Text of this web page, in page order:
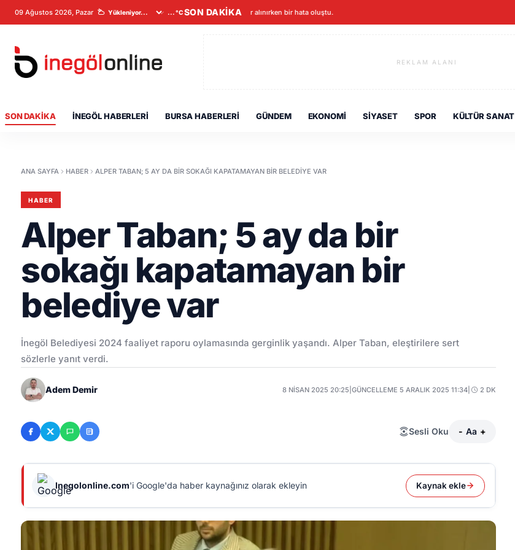
09 Ağustos 2026, Pazar ...°CSON DAKİKAVeriler alınırken bir hata oluştu.
REKLAM ALANI
SON DAKIKA İNEGÖL HABERLERI BURSA HABERLERI GÜNDEM EKONOMI SIYASET SPOR KÜLTÜR SANAT
ANA SAYFA HABER ALPER TABAN; 5 AY DA BIR SOKAĞI KAPATAMAYAN BIR BELEDIYE VAR
HABER
Alper Taban; 5 ay da bir
sokağı kapatamayan bir
belediye var
İnegöl Belediyesi 2024 faaliyet raporu oylamasında gerginlik yaşandı. Alper Taban, eleştirilere sert
sözlerle yanıt verdi.
Adem Demir 8 NISAN 2025 20:25 |GÜNCELLEME 5 ARALIK 2025 11:34 2 DK
Sesli Oku - Aa +
Inegolonline.com'i Google'da haber kaynağınız olarak ekleyin Kaynak ekle